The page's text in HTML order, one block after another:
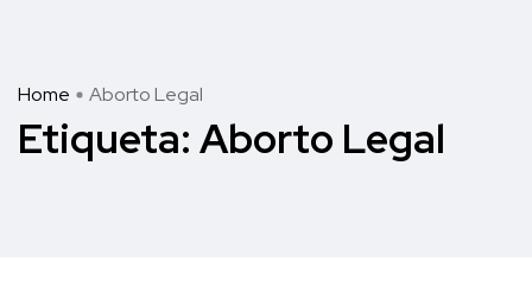
Home Aborto Legal
Etiqueta: Aborto Legal